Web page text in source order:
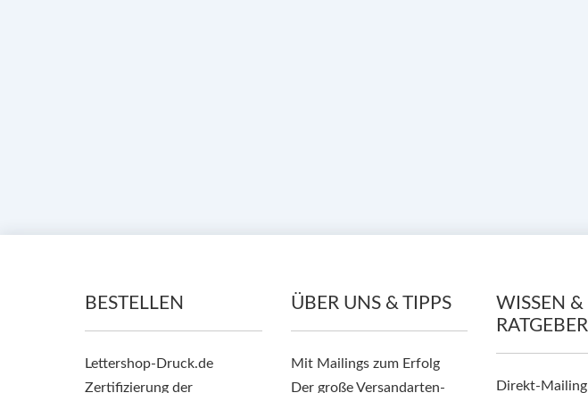
BESTELLEN
Lettershop-Druck.de
Zertifizierung der
ÜBER UNS & TIPPS
Mit Mailings zum Erfolg
Der große Versandarten-
WISSEN &
RATGEBER
Direkt-Mailing